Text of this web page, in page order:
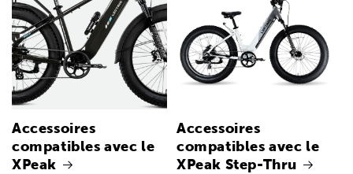
Accessoires
compatibles avec le
XPeak
Accessoires
compatibles avec le
XPeak Step-Thru